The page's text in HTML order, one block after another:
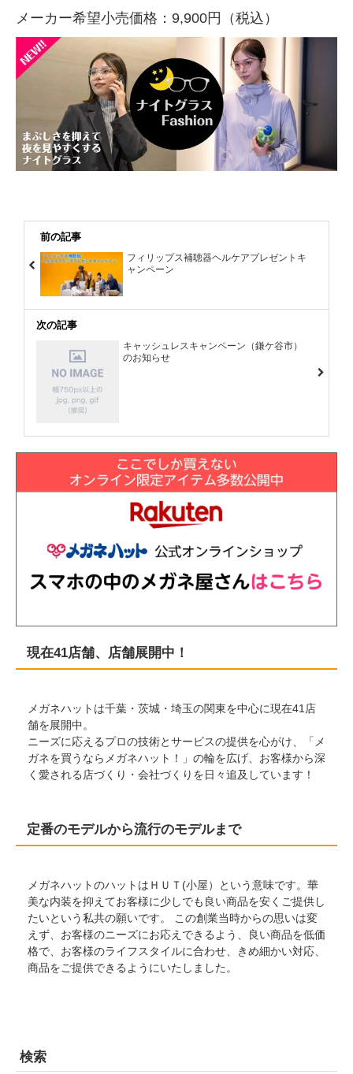
メーカー希望小売価格：9,900円（税込）
前の記事
フィリップス補聴器ヘルケアプレゼントキ
ャンペーン
次の記事
キャッシュレスキャンペーン（鎌ケ谷市）
のお知らせ
現在41店舗、店舗展開中！
メガネハットは千葉・茨城・埼玉の関東を中心に現在41店
舗を展開中。
ニーズに応えるプロの技術とサービスの提供を心がけ、「メ
ガネを買うならメガネハット！」の輪を広げ、お客様から深
く愛される店づくり・会社づくりを日々追及しています！
定番のモデルから流行のモデルまで
メガネハットのハットはＨＵＴ(小屋）という意味です。華
美な内装を抑えてお客様に少しでも良い商品を安くご提供し
たいという私共の願いです。 この創業当時からの思いは変
えず、お客様のニーズにお応えできるよう、良い商品を低価
格で、お客様のライフスタイルに合わせ、きめ細かい対応、
商品をご提供できるようにいたしました。
検索